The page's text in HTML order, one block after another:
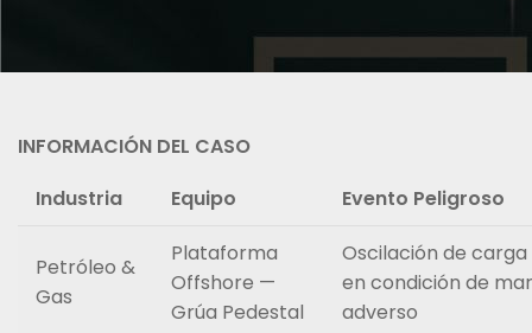
INFORMACIÓN DEL CASO
Industria
Equipo Evento Peligroso
Petróleo &
Gas
Plataforma
Offshore —
Grúa Pedestal
Oscilación de carga
en condición de mar
adverso